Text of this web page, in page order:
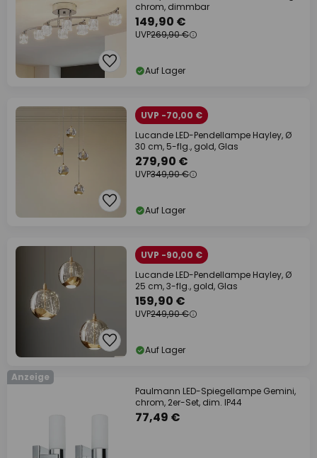
chrom, dimmbar
149,90 €
UVP269,90 €
Auf Lager
UVP -70,00 €
Lucande LED-Pendellampe Hayley, Ø
30 cm, 5-flg., gold, Glas
279,90 €
UVP349,90 €
Auf Lager
UVP -90,00 €
Lucande LED-Pendellampe Hayley, Ø
25 cm, 3-flg., gold, Glas
159,90 €
UVP249,90 €
Auf Lager
Anzeige
Paulmann LED-Spiegellampe Gemini,
chrom, 2er-Set, dim. IP44
77,49 €